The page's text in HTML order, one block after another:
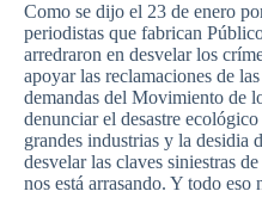
Como se dijo el 23 de enero
periodistas que fabrican
arredraron en desvelar los
apoyar las reclamaciones de
demandas del Movimiento de
denunciar el desastre
grandes industrias y la desidia
desvelar las claves siniestras
nos está arrasando. Y todo eso